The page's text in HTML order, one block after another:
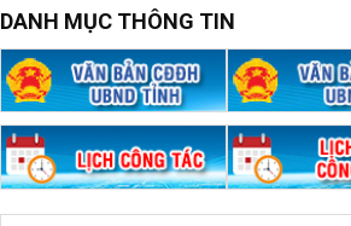
DANH MỤC THÔNG TIN